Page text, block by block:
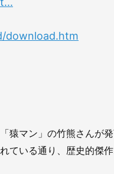
download.htm
猿マン」の竹熊さんが
ている通り、歴史的傑